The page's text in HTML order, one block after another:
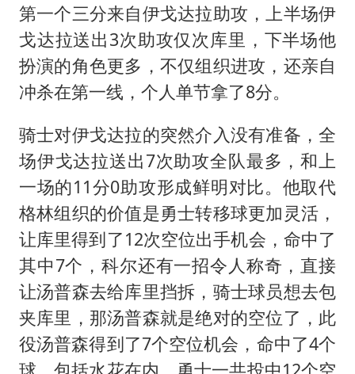
第一个三分来自伊戈达拉助攻，上半场伊
戈达拉送出3次助攻仅次库里，下半场他
扮演的角色更多，不仅组织进攻，还亲自
冲杀在第一线，个人单节拿了8分。
骑士对伊戈达拉的突然介入没有准备，全
场伊戈达拉送出7次助攻全队最多，和上
一场的11分0助攻形成鲜明对比。他取代
格林组织的价值是勇士转移球更加灵活，
让库里得到了12次空位出手机会，命中了
其中7个，科尔还有一招令人称奇，直接
让汤普森去给库里挡拆，骑士球员想去包
夹库里，那汤普森就是绝对的空位了，此
役汤普森得到了7个空位机会，命中了4个